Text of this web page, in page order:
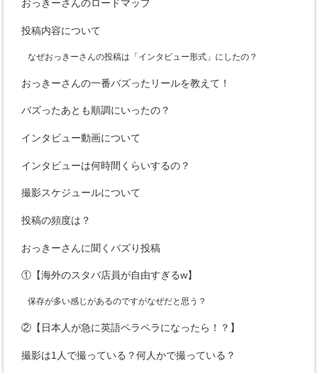
おっきーさんのロードマップ
投稿内容について
なぜおっきーさんの投稿は「インタビュー形式」にしたの？
おっきーさんの一番バズったリールを教えて！
バズったあとも順調にいったの？
インタビュー動画について
インタビューは何時間くらいするの？
撮影スケジュールについて
投稿の頻度は？
おっきーさんに聞くバズり投稿
①【海外のスタバ店員が自由すぎるw】
保存が多い感じがあるのですがなぜだと思う？
②【日本人が急に英語ペラペラになったら！？】
撮影は1人で撮っている？何人かで撮っている？